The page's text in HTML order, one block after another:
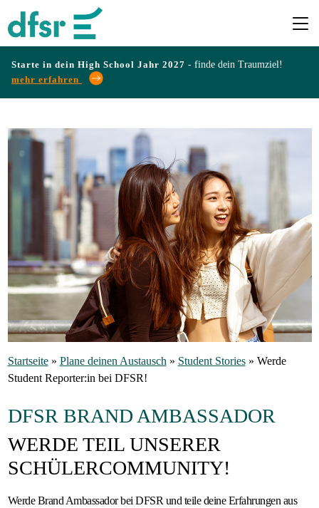
Starte in dein High School Jahr 2027 - finde dein Traumziel!
mehr erfahren
Programme
Infos
Erfahrungen
Preise
Gastfamilie
werden
Startseite» Plane deinen Austausch» Student Stories» Werde
Student Reporter:in bei DFSR!
DFSR BRAND AMBASSADOR
WERDE TEIL UNSERER
SCHÜLERCOMMUNITY!
Werde Brand Ambassador bei DFSR und teile deine Erfahrungen aus